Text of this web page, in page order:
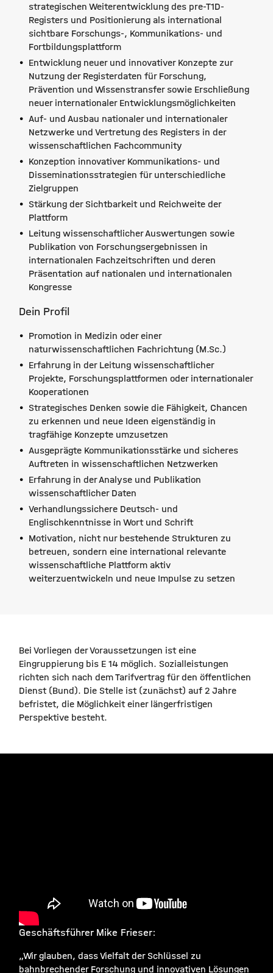
strategischen Weiterentwicklung des pre-T1D-
Registers und Positionierung als international
sichtbare Forschungs-, Kommunikations- und
Fortbildungsplattform
Entwicklung neuer und innovativer Konzepte zur
Nutzung der Registerdaten für Forschung,
Prävention und Wissenstransfer sowie Erschließung
neuer internationaler Entwicklungsmöglichkeiten
Auf- und Ausbau nationaler und internationaler
Netzwerke und Vertretung des Registers in der
wissenschaftlichen Fachcommunity
Konzeption innovativer Kommunikations- und
Disseminationsstrategien für unterschiedliche
Zielgruppen
Stärkung der Sichtbarkeit und Reichweite der
Plattform
Leitung wissenschaftlicher Auswertungen sowie
Publikation von Forschungsergebnissen in
internationalen Fachzeitschriften und deren
Präsentation auf nationalen und internationalen
Kongresse
Dein Profil
Promotion in Medizin oder einer
naturwissenschaftlichen Fachrichtung (M.Sc.)
Erfahrung in der Leitung wissenschaftlicher
Projekte, Forschungsplattformen oder internationaler
Kooperationen
Strategisches Denken sowie die Fähigkeit, Chancen
zu erkennen und neue Ideen eigenständig in
tragfähige Konzepte umzusetzen
Ausgeprägte Kommunikationsstärke und sicheres
Auftreten in wissenschaftlichen Netzwerken
Erfahrung in der Analyse und Publikation
wissenschaftlicher Daten
Verhandlungssichere Deutsch- und
Englischkenntnisse in Wort und Schrift
Motivation, nicht nur bestehende Strukturen zu
betreuen, sondern eine international relevante
wissenschaftliche Plattform aktiv
weiterzuentwickeln und neue Impulse zu setzen
Bei Vorliegen der Voraussetzungen ist eine
Eingruppierung bis E 14 möglich. Sozialleistungen
richten sich nach dem Tarifvertrag für den öffentlichen
Dienst (Bund). Die Stelle ist (zunächst) auf 2 Jahre
befristet, die Möglichkeit einer längerfristigen
Perspektive besteht.
Geschäftsführer Mike Frieser:
„Wir glauben, dass Vielfalt der Schlüssel zu
bahnbrechender Forschung und innovativen Lösungen